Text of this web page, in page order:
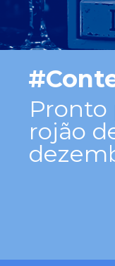
Pronto
rojão